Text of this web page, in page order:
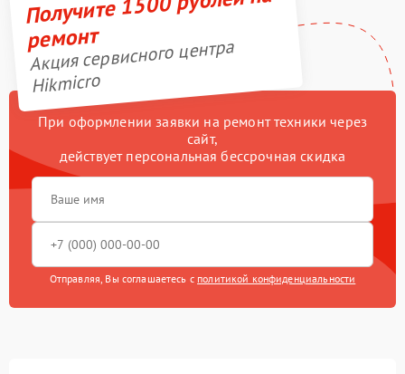
ремонт
Акция сервисного центра
Hikmicro
При оформлении заявки на ремонт техники через
сайт,
действует персональная бессрочная скидка
Отправляя, Вы соглашаетесь с политикой конфиденциальности